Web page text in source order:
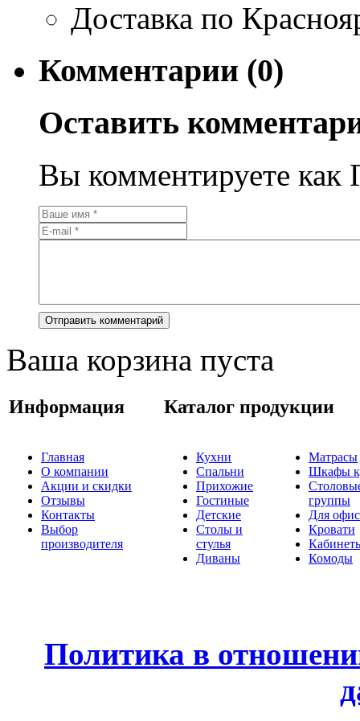
Доставка по
Комментарии (0)
Оставить
Вы комментируете как
Ваша корзина пуста
Информация Каталог продукции
Главная
О компании
Акции и скидки
Отзывы
Контакты
Выбор
производителя
Кухни
Спальни
Прихожие
Гостиные
Детские
Столы и
стулья
Диваны
Матрасы
Шкафы
группы
Для
Кровати
Комоды
Политика в